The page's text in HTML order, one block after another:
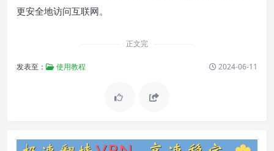
更安全地访问互联网。
正文完
发表至： 使用教程 2024-06-11